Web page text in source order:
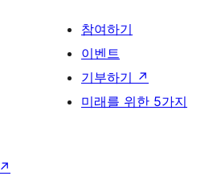
참여하기
이벤트
기부하기 ↗
미래를 위한 5가지
↗